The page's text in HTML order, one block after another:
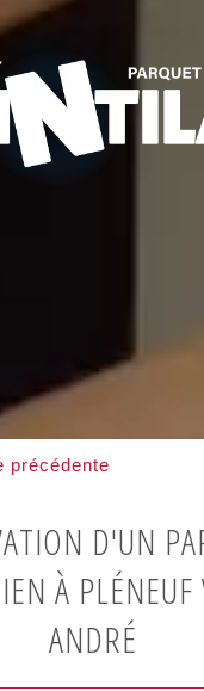
précédente
D'UN
À PLÉNEUF
ANDRÉ